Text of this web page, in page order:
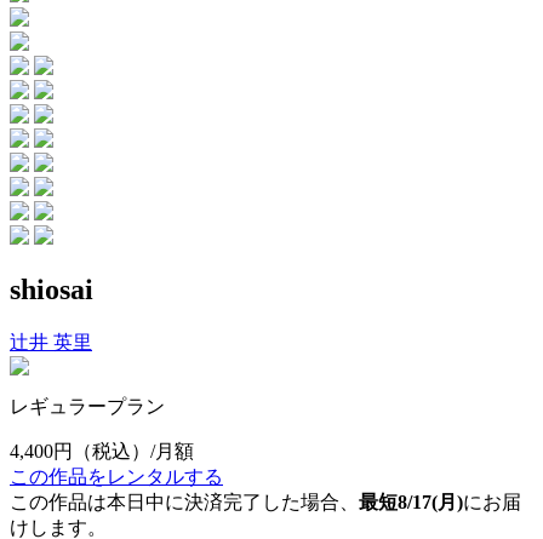
shiosai
辻井 英里
レギュラープラン
4,400円
（税込）/月額
この作品をレンタルする
この作品は本日中に決済完了した場合、 最短8/17(月)にお届
けします。